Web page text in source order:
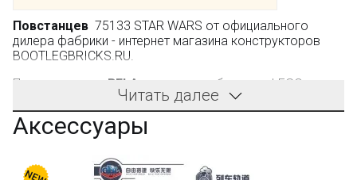
Повстанцев 75133 STAR WARS от официального
дилера фабрики - интернет магазина конструкторов
BOOTLEGBRICKS.RU.
Производитель: BELA
, не является брендом LEGO.
Оригинальное транспортное средство, представленное
в этом игровом наборе, в «Звёздных Войнах»
использовали повстанцы. Боевая машина
зарекомендовала себя как надёжный инструмент для
борьбы с войсками Галактической империи.
Читать далее
Аксессуары